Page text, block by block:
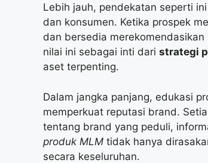
Lebih jauh, pendekatan seperti
dan konsumen. Ketika prospek
dan bersedia
nilai ini sebagai inti dari strategi
aset terpenting.
Dalam jangka panjang, edukasi
memperkuat reputasi brand.
tentang brand yang peduli,
produk MLM tidak hanya
secara keseluruhan.